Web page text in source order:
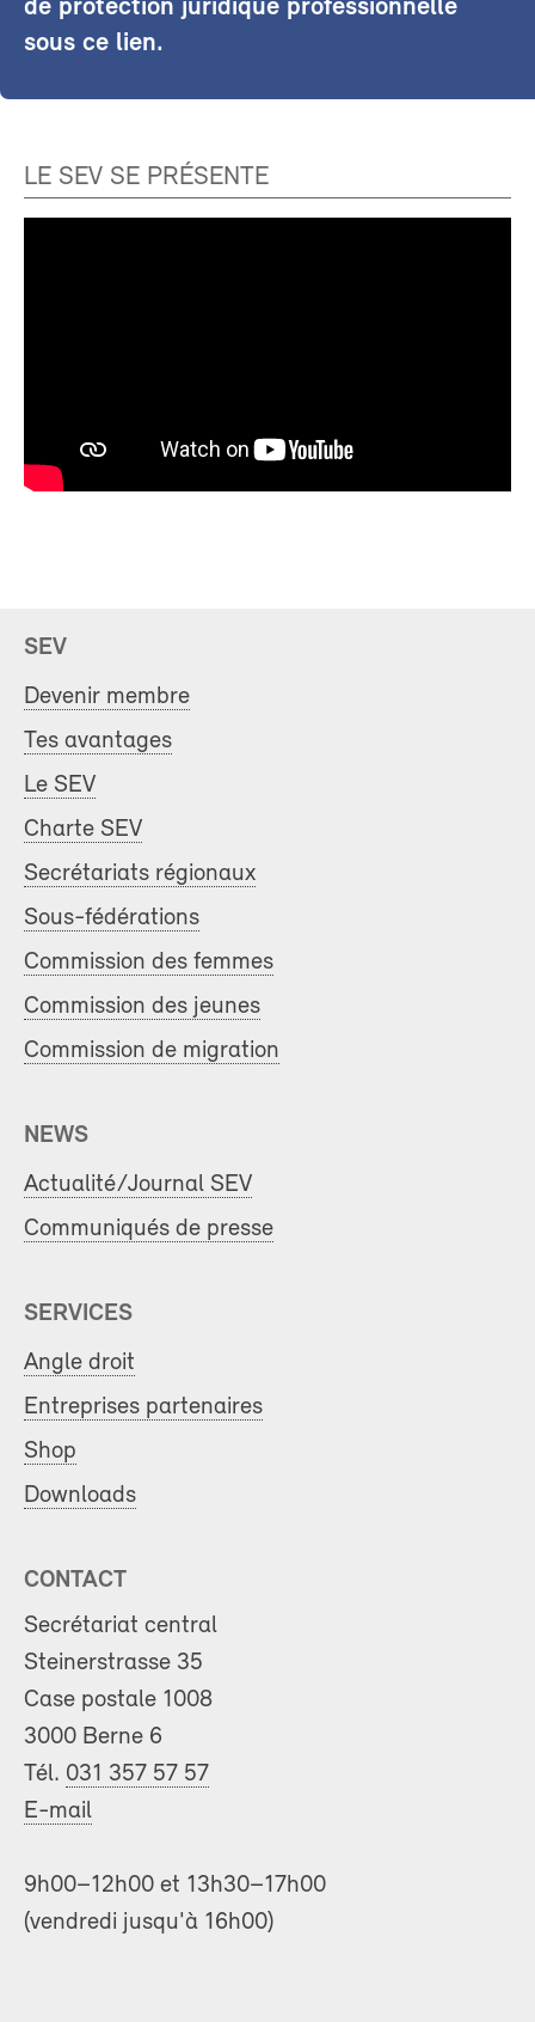
de protection juridique professionnelle
sous ce lien.
LE SEV SE PRÉSENTE
SEV
Devenir membre
Tes avantages
Le SEV
Charte SEV
Secrétariats régionaux
Sous-fédérations
Commission des femmes
Commission des jeunes
Commission de migration
NEWS
Actualité/Journal SEV
Communiqués de presse
SERVICES
Angle droit
Entreprises partenaires
Shop
Downloads
CONTACT
Secrétariat central
Steinerstrasse 35
Case postale 1008
3000 Berne 6
Tél. 031 357 57 57
E-mail
9h00–12h00 et 13h30–17h00
(vendredi jusqu'à 16h00)